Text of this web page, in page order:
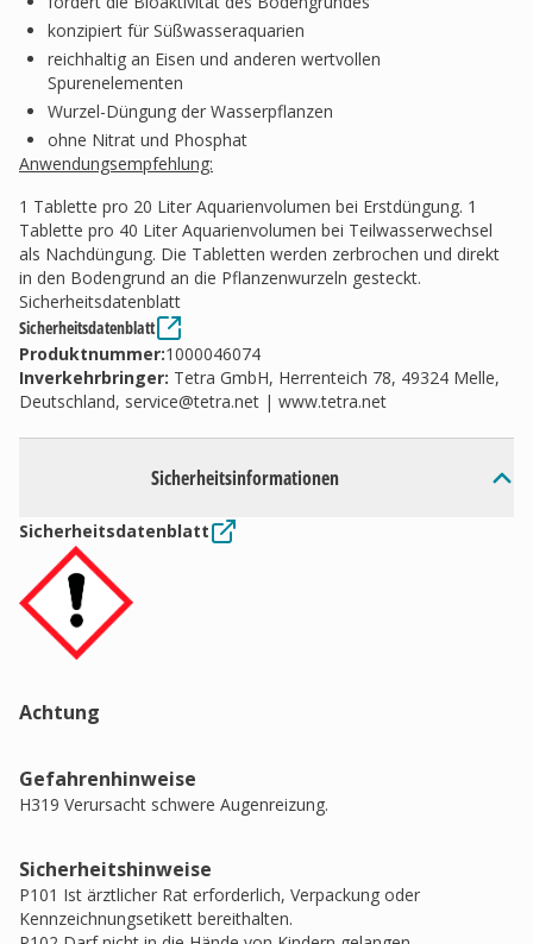
konzipiert für Süßwasseraquarien
reichhaltig an Eisen und anderen wertvollen
Spurenelementen
Wurzel-Düngung der Wasserpflanzen
ohne Nitrat und Phosphat
Anwendungsempfehlung:
1 Tablette pro 20 Liter Aquarienvolumen bei Erstdüngung. 1
Tablette pro 40 Liter Aquarienvolumen bei Teilwasserwechsel
als Nachdüngung. Die Tabletten werden zerbrochen und direkt
in den Bodengrund an die Pflanzenwurzeln gesteckt.
Sicherheitsdatenblatt
Sicherheitsdatenblatt
Produktnummer:1000046074
Inverkehrbringer: Tetra GmbH, Herrenteich 78, 49324 Melle,
Deutschland, service@tetra.net | www.tetra.net
Sicherheitsinformationen
Sicherheitsdatenblatt
Achtung
Gefahrenhinweise
H319 Verursacht schwere Augenreizung.
Sicherheitshinweise
P101 Ist ärztlicher Rat erforderlich, Verpackung oder
Kennzeichnungsetikett bereithalten.